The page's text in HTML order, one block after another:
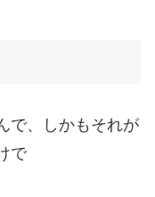
で、しかもそれが
で